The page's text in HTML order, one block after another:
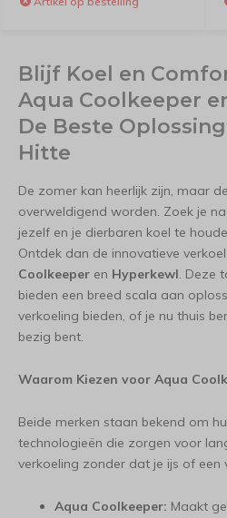
Blijf Koel en
Aqua Coolkeeper
De Beste
Hitte
De zomer kan heerlijk zijn, maar
overweldigend worden. Zoek je
jezelf en je dierbaren koel te
Ontdek dan de innovatieve
Coolkeeper en Hyperkewl. Deze
bieden een breed scala aan
verkoeling bieden, of je nu thuis
bezig bent.
Waarom Kiezen voor Aqua
Beide merken staan bekend om
technologieën die zorgen voor
verkoeling zonder dat je ijs of een
Aqua Coolkeeper: Maakt